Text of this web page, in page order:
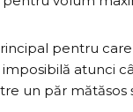
pentru
atunci
un păr mătăsos